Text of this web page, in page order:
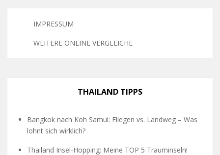
IMPRESSUM
WEITERE ONLINE VERGLEICHE
THAILAND TIPPS
Bangkok nach Koh Samui: Fliegen vs. Landweg – Was
lohnt sich wirklich?
Thailand Insel-Hopping: Meine TOP 5 Trauminseln!